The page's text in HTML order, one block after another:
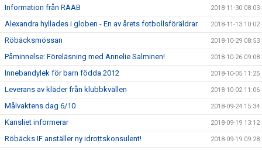
Information från RAAB 2018-11-30 08:03
Alexandra hyllades i globen - En av årets fotbollsföräldrar 2018-11-13 10:02
Röbäcksmössan 2018-10-29 08:53
Påminnelse: Föreläsning med Annelie Salminen! 2018-10-26 09:08
Innebandylek för barn födda 2012 2018-10-05 11:25
Leverans av kläder från klubbkvällen 2018-10-02 11:06
Målvaktens dag 6/10 2018-09-24 15:34
Kansliet informerar 2018-09-19 13:12
Röbäcks IF anställer ny idrottskonsulent! 2018-09-19 09:28